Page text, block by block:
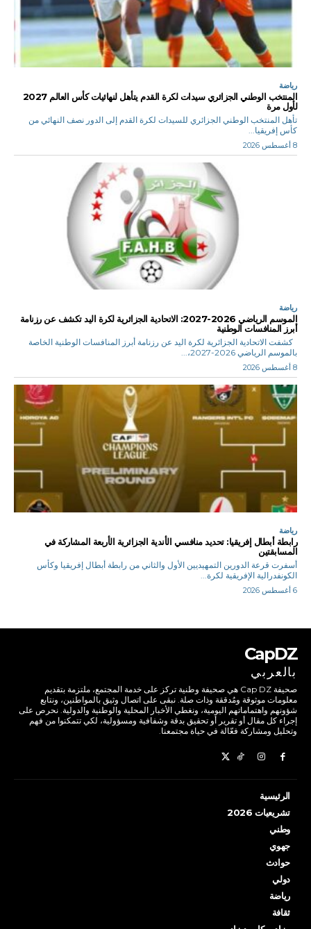
رياضة
المنتخب الوطني الجزائري سيدات لكرة القدم يتأهل لنهائيات كأس العالم 2027
لأول مرة
تأهل المنتخب الوطني الجزائري للسيدات لكرة القدم إلى الدور نصف النهائي من
كأس إفريقيا...
8 أغسطس 2026
رياضة
الموسم الرياضي 2026-2027: الاتحادية الجزائرية لكرة اليد تكشف عن رزنامة
أبرز المنافسات الوطنية
كشفت الاتحادية الجزائرية لكرة اليد عن رزنامة أبرز المنافسات الوطنية الخاصة
بالموسم الرياضي 2026-2027،...
8 أغسطس 2026
رياضة
رابطة أبطال إفريقيا: تحديد منافسي الأندية الجزائرية الأربعة المشاركة في
المسابقتين
أسفرت قرعة الدورين التمهيديين الأول والثاني من رابطة أبطال إفريقيا وكأس
الكونفدرالية الإفريقية لكرة...
6 أغسطس 2026
CapDZ
بالعربي
صحيفة Cap DZ هي صحيفة وطنية تركز على خدمة المجتمع، ملتزمة بتقديم
معلومات موثوقة ومُدققة وذات صلة. نبقى على اتصال وثيق بالمواطنين، ونتابع
شؤونهم واهتماماتهم اليومية، ونغطي الأخبار المحلية والوطنية والدولية. نحرص على
إجراء كل مقال أو تقرير أو تحقيق بدقة وشفافية ومسؤولية، لكي تتمكنوا من فهم
وتحليل ومشاركة فعّالة في حياة مجتمعنا.
الرئيسية
تشريعيات 2026
وطني
جهوي
حوادث
دولي
رياضة
ثقافة